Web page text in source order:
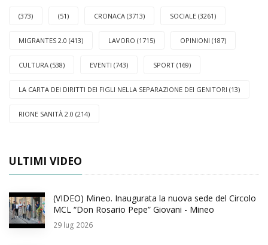
(373) (51) CRONACA (3713) SOCIALE (3261)
MIGRANTES 2.0 (413) LAVORO (1715) OPINIONI (187)
CULTURA (538) EVENTI (743) SPORT (169)
LA CARTA DEI DIRITTI DEI FIGLI NELLA SEPARAZIONE DEI GENITORI (13)
RIONE SANITÀ 2.0 (214)
ULTIMI VIDEO
(VIDEO) Mineo. Inaugurata la nuova sede del Circolo
MCL “Don Rosario Pepe” Giovani - Mineo
29 lug 2026